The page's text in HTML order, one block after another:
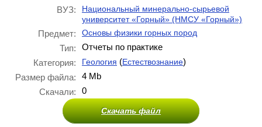
ВУЗ:
Национальный минерально-сырьевой
университет «Горный» (НМСУ «Горный»)
Предмет: Основы физики горных пород
Тип:
Отчеты по практике
Категория:
Геология (Естествознание)
Размер файла:
4 Mb
Скачали:
0
Скачать файл